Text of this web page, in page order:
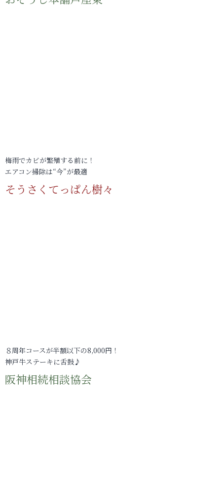
梅雨でカビが繁殖する前に！
エアコン掃除は“今”が最適
そうさくてっぱん樹々
８周年コースが半額以下の8,000円！
神戸牛ステーキに舌鼓♪
阪神相続相談協会